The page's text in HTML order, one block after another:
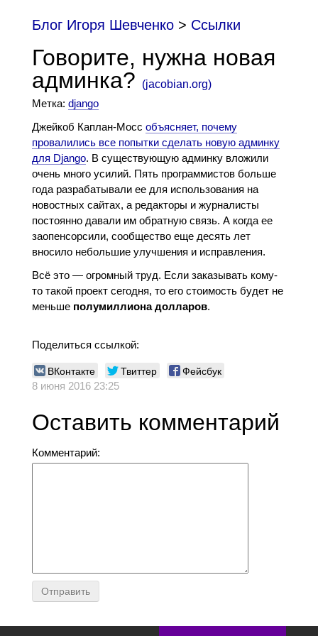
Блог Игоря Шевченко> Cсылки
Говорите, нужна новая
админка?
(jacobian.org)
Метка: django
Джейкоб Каплан-Мосс объясняет, почему
провалились все попытки сделать новую админку
для Django. В существующую админку вложили
очень много усилий. Пять программистов больше
года разрабатывали ее для использования на
новостных сайтах, а редакторы и журналисты
постоянно давали им обратную связь. А когда ее
заопенсорсили, сообщество еще десять лет
вносило небольшие улучшения и исправления.
Всё это — огромный труд. Если заказывать кому-
то такой проект сегодня, то его стоимость будет не
меньше полумиллиона долларов.
Поделиться ссылкой:
ВКонтакте Твиттер Фейсбук
8 июня 2016 23:25
Оставить комментарий
Комментарий: